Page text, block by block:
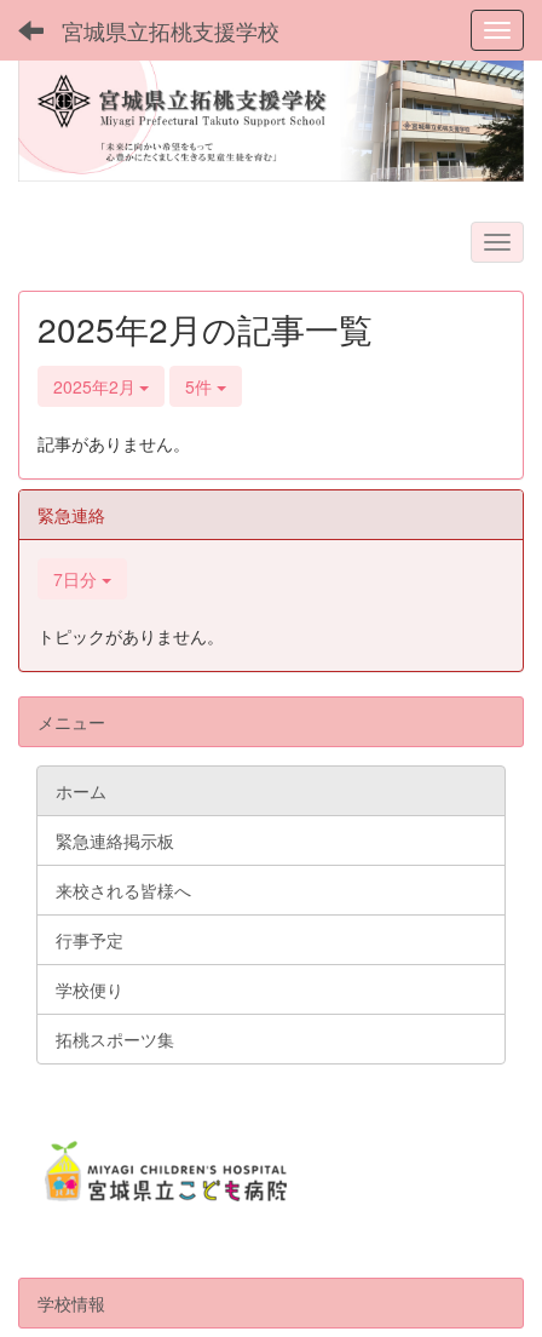
宮城県立拓桃支援学校
2025年2月の記事一覧
2025年2月 5件
記事がありません。
緊急連絡
7日分
トピックがありません。
メニュー
ホーム
緊急連絡掲示板
来校される皆様へ
行事予定
学校便り
拓桃スポーツ集
学校情報